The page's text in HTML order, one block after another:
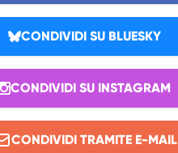
CONDIVIDI SU BLUESKY
CONDIVIDI SU INSTAGRAM
CONDIVIDI TRAMITE E-MAIL